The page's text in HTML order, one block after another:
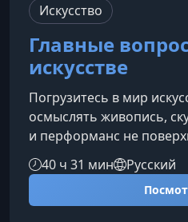
Искусство
Главные
искусстве
Погрузитесь в мир
осмыслять живопись,
и перформанс не
понимание идей,
смыслов. Этот курс
чувствовать глубже и
ориентироваться в
40 ч 31 мин Русский